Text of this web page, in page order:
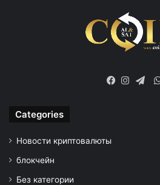
Categories
Новости криптовалюты
блокчейн
Без категории